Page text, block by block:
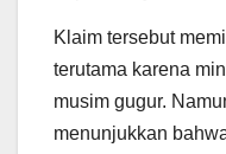
Klaim tersebut
terutama karena
musim gugur.
menunjukkan